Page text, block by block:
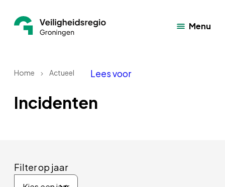
Menu
Home Actueel Lees voor
Incidenten
Filter op jaar